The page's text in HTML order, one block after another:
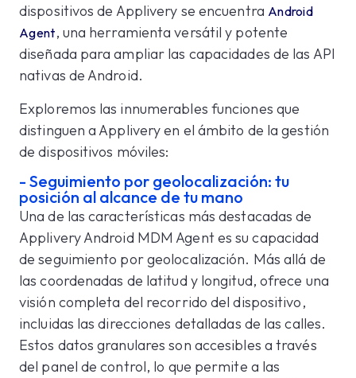
dispositivos de Applivery se encuentra Android
Agent, una herramienta versátil y potente
diseñada para ampliar las capacidades de las API
nativas de Android.
Exploremos las innumerables funciones que
distinguen a Applivery en el ámbito de la gestión
de dispositivos móviles:
- Seguimiento por geolocalización: tu
posición al alcance de tu mano
Una de las características más destacadas de
Applivery Android MDM Agent es su capacidad
de seguimiento por geolocalización. Más allá de
las coordenadas de latitud y longitud, ofrece una
visión completa del recorrido del dispositivo,
incluidas las direcciones detalladas de las calles.
Estos datos granulares son accesibles a través
del panel de control, lo que permite a las